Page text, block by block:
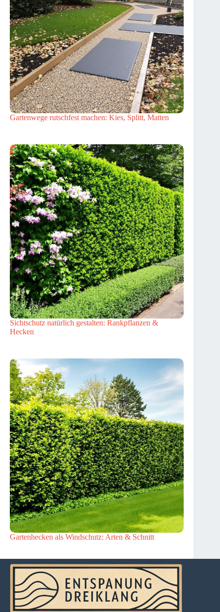
Gartenwege rutschfest machen: Kies, Splitt, Matten
Sichtschutz natürlich gestalten: Rankpflanzen &
Hecken
Gartenhecken als Windschutz: Arten & Schnitt